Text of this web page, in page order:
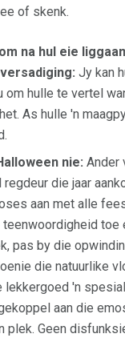
of skenk.
na hul eie
Jy kan
om hulle te vertel
As hulle 'n
nie: Ander
die jaar
aan met alle
teenwoordigheid toe
pas by die
die natuurlike
lekkergoed 'n
aan die
plek. Geen